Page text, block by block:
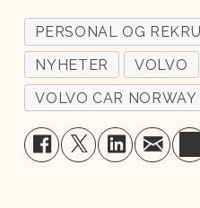
PERSONAL OG
NYHETER
VOLVO
VOLVO CAR NORWAY